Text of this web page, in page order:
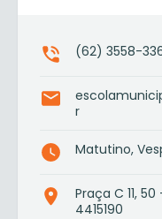
(62) 3558-
r
Matutino,
Praça C 11,
4415190